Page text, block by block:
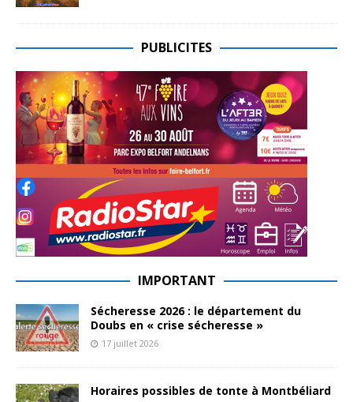
PUBLICITES
IMPORTANT
Sécheresse 2026 : le département du
Doubs en « crise sécheresse »
17 juillet 2026
Horaires possibles de tonte à Montbéliard